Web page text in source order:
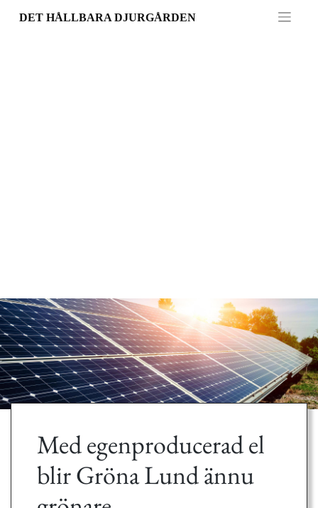
DET HÅLLBARA DJURGÅRDEN
Med egenproducerad el
blir Gröna Lund ännu